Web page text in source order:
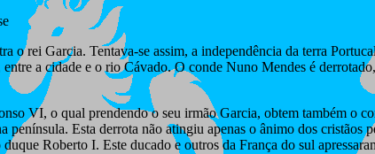
o rei Garcia. Tentava-se assim, a independência da terra
a cidade e o rio Cávado. O conde Nuno Mendes é
VI, o qual prendendo o seu irmão Garcia, obtem também o
Esta derrota não atingiu apenas o ânimo dos cristãos
Roberto I. Este ducado e outros da França do sul